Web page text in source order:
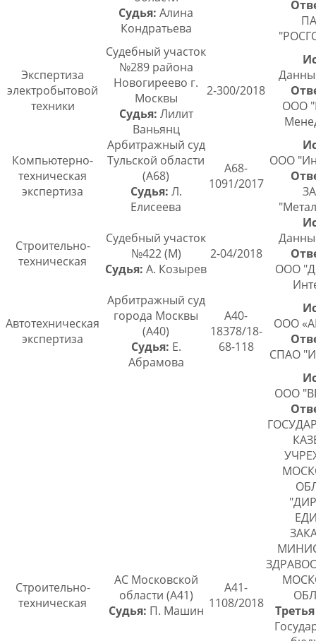
Судья: Алина
Кондратьева
Экспертиза
электробытовой
техники
Судебный участок
№289 района
Новогиреево г.
Москвы
Судья: Лилит
Ваньянц
2-300/2018
ООО
Компьютерно-
техническая
экспертиза
Арбитражный суд
Тульской области
(А68)
Судья: Л.
Елисеева
А68-
1091/2017
ООО
Строительно-
техническая
Судебный участок
№422 (М)
Судья: А. Козырев
2-04/2018
ООО
Автотехническая
экспертиза
Арбитражный суд
города Москвы
(А40)
Судья: Е.
Абрамова
А40-
18378/18-
68-118
ООО
СПАО
Строительно-
техническая
АС Московской
области (А41)
Судья: П. Машин
А41-
1108/2018
ООО